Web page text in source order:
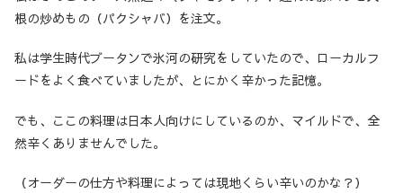
根の炒めもの（パクシャバ）を注文。
私は学生時代ブータンで氷河の研究をしていたので、ローカルフ
ードをよく食べていましたが、とにかく辛かった記憶。
でも、ここの料理は日本人向けにしているのか、マイルドで、全
然辛くありませんでした。
（オーダーの仕方や料理によっては現地くらい辛いのかな？）